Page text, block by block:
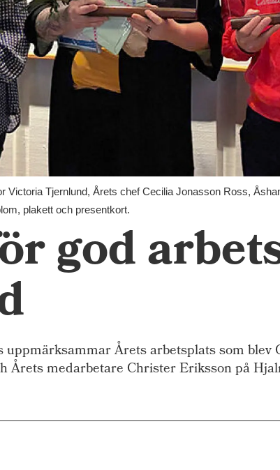
Victoria Tjernlund, Årets chef Cecilia Jonasson Ross,
plakett och presentkort.
god
Årets arbetsplats som blev
Årets medarbetare Christer Eriksson på